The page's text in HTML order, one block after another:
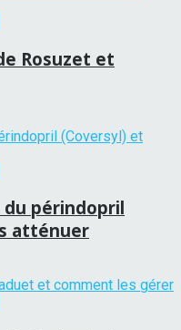
Rosuzet et
du périndopril
atténuer